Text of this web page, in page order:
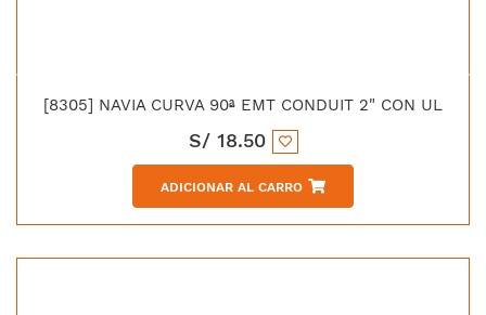
[8305] NAVIA CURVA 90ª EMT CONDUIT 2" CON UL
S/ 18.50
ADICIONAR AL CARRO